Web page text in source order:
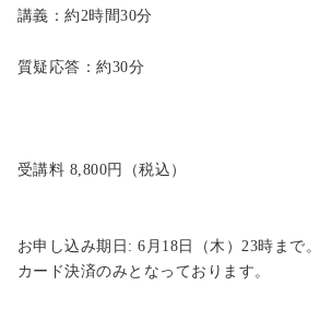
講義：約2時間30分
質疑応答：約30分
受講料 8,800円（税込）
お申し込み期日 : 6月18日（木）23時まで。
カード決済のみとなっております。